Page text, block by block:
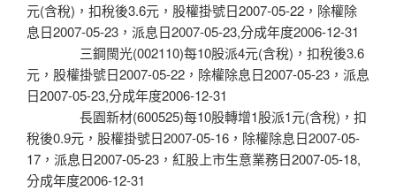
元(含稅)，扣稅後3.6元，股權掛號日2007-05-22，除權除
息日2007-05-23，派息日2007-05-23,分成年度2006-12-31
三鋼閩光(002110)每10股派4元(含稅)，扣稅後3.6
元，股權掛號日2007-05-22，除權除息日2007-05-23，派息
日2007-05-23,分成年度2006-12-31
長園新材(600525)每10股轉增1股派1元(含稅)，扣
稅後0.9元，股權掛號日2007-05-16，除權除息日2007-05-
17，派息日2007-05-23，紅股上市生意業務日2007-05-18,
分成年度2006-12-31